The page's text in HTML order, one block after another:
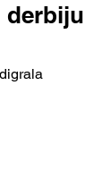
derbiju